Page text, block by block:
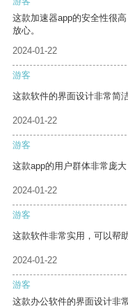
这款加速器app的安全性很
放心。
2024-01-22
游客
这款软件的界面设计非常简
2024-01-22
游客
这款app的用户群体非常庞
2024-01-22
游客
这款软件非常实用，可以帮
2024-01-22
游客
这款办公软件的界面设计非